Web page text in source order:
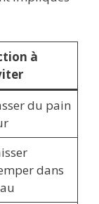
à
du pain
dans